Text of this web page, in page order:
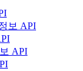
보 API
API